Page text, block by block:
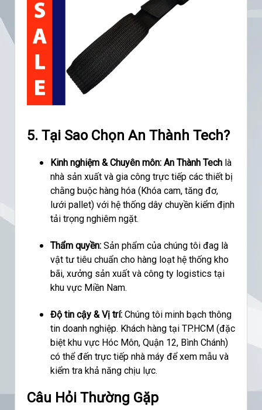
5. Tại Sao Chọn An Thành Tech?
Kinh nghiệm & Chuyên môn: An Thành Tech là
nhà sản xuất và gia công trực tiếp các thiết bị
chằng buộc hàng hóa (Khóa cam, tăng đơ,
lưới pallet) với hệ thống dây chuyền kiểm định
tải trọng nghiêm ngặt.
Thẩm quyền: Sản phẩm của chúng tôi đag là
vật tư tiêu chuẩn cho hàng loạt hệ thống kho
bãi, xưởng sản xuất và công ty logistics tại
khu vực Miền Nam.
Độ tin cậy & Vị trí: Chúng tôi minh bạch thông
tin doanh nghiệp. Khách hàng tại TP.HCM (đặc
biệt khu vực Hóc Môn, Quận 12, Bình Chánh)
có thể đến trực tiếp nhà máy để xem mẫu và
kiểm tra khả năng chịu lực.
Câu Hỏi Thường Gặp